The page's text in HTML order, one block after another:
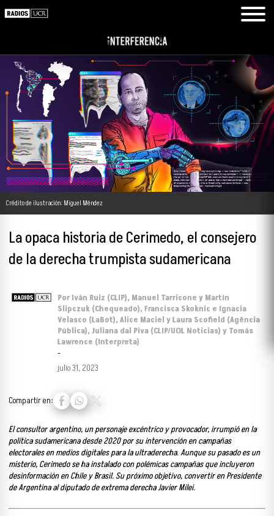
Crédito de ilustración: Miguel Méndez
La opaca historia de Cerimedo, el consejero
de la derecha trumpista sudamericana
Por Iván Ruiz (CLIP), Manuel Tarricone y Martín
Slipczuk (Chequeado), Francisca Skoknic e Ignacia
Velasco (LaBot), Alice Maciel y Laura Scofield (Agência
Pública), Juliana dal Piva (CLIP/UOL Noticias) y Tomás
Lawrence (Interpreta)
-
julio 31, 2023
Compartir en:
El consultor argentino, un personaje excéntrico y provocador, irrumpió en la
política sudamericana desde 2020 por su intervención en campañas
electorales en medios digitales para la ultraderecha. Aunque su pasado es un
misterio, Cerimedo se ha instalado con polémicas campañas que incluyeron
desinformación en Chile y Brasil. Su próximo objetivo, convertir en Presidente
de Argentina al diputado de extrema derecha Javier Milei.